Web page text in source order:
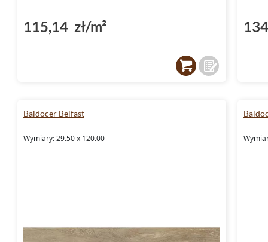
115,14 zł/m²
Baldocer Belfast
Wymiary: 29.50 x 120.00